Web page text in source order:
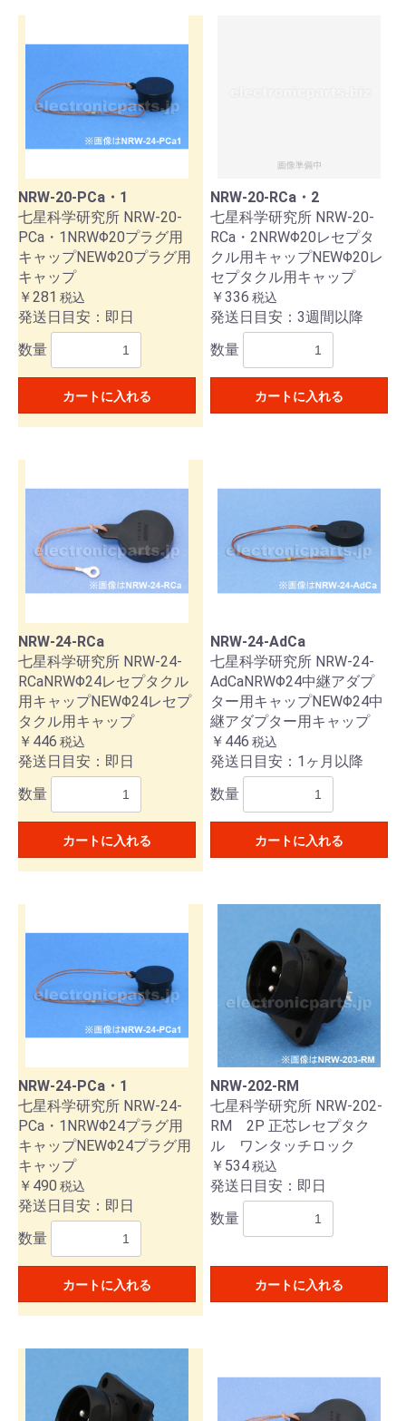
NRW-20-PCa・1
七星科学研究所 NRW-20-
PCa・1NRWΦ20プラグ用
キャップNEWΦ20プラグ用
キャップ
￥281 税込
発送日目安：即日
数量
カートに入れる
NRW-20-RCa・2
七星科学研究所 NRW-20-
RCa・2NRWΦ20レセプタ
クル用キャップNEWΦ20レ
セプタクル用キャップ
￥336 税込
発送日目安：3週間以降
数量
カートに入れる
NRW-24-RCa
七星科学研究所 NRW-24-
RCaNRWΦ24レセプタクル
用キャップNEWΦ24レセプ
タクル用キャップ
￥446 税込
発送日目安：即日
数量
カートに入れる
NRW-24-AdCa
七星科学研究所 NRW-24-
AdCaNRWΦ24中継アダプ
ター用キャップNEWΦ24中
継アダプター用キャップ
￥446 税込
発送日目安：1ヶ月以降
数量
カートに入れる
NRW-24-PCa・1
七星科学研究所 NRW-24-
PCa・1NRWΦ24プラグ用
キャップNEWΦ24プラグ用
キャップ
￥490 税込
発送日目安：即日
数量
カートに入れる
NRW-202-RM
七星科学研究所 NRW-202-
RM 2P 正芯レセプタク
ル ワンタッチロック
￥534税込
発送日目安：即日
数量
カートに入れる